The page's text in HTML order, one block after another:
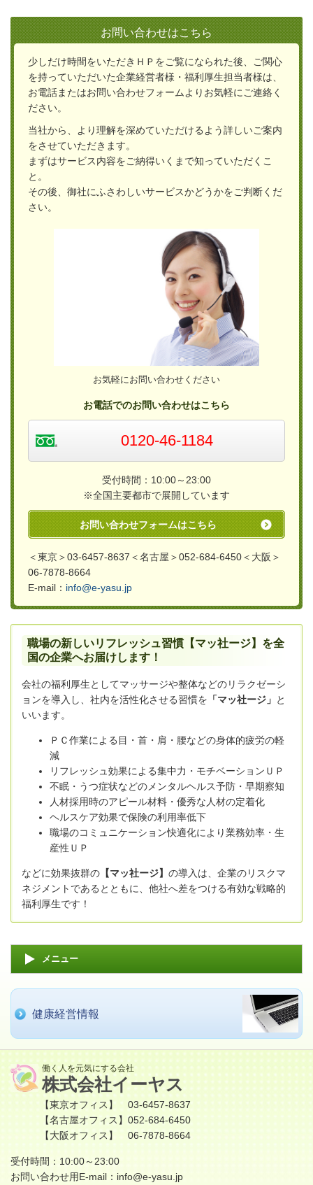
お問い合わせはこちら
少しだけ時間をいただきＨＰをご覧になられた後、ご関心
を持っていただいた企業経営者様・福利厚生担当者様は、
お電話またはお問い合わせフォームよりお気軽にご連絡く
ださい。
当社から、より理解を深めていただけるよう詳しいご案内
をさせていただきます。
まずはサービス内容をご納得いくまで知っていただくこ
と。
その後、御社にふさわしいサービスかどうかをご判断くだ
さい。
お気軽にお問い合わせください
お電話でのお問い合わせはこちら
0120-46-1184
受付時間：10:00～23:00
※全国主要都市で展開しています
お問い合わせフォームはこちら
＜東京＞03-6457-8637＜名古屋＞052-684-6450＜大阪＞
06-7878-8664
E-mail： info@e-yasu.jp
職場の新しいリフレッシュ習慣【マッ社ージ】を全
国の企業へお届けします！
会社の福利厚生としてマッサージや整体などのリラクゼーシ
ョンを導入し、社内を活性化させる習慣を 「マッ社ージ」 と
いいます。
ＰＣ作業による目・首・肩・腰などの身体的疲労の軽
減
リフレッシュ効果による集中力・モチベーションＵＰ
不眠・うつ症状などのメンタルヘルス予防・早期察知
人材採用時のアピール材料・優秀な人材の定着化
ヘルスケア効果で保険の利用率低下
職場のコミュニケーション快適化により業務効率・生
産性ＵＰ
などに効果抜群の 【マッ社ージ】 の導入は、企業のリスクマ
ネジメントであるとともに、他社へ差をつける有効な戦略的
福利厚生です！
メニュー
健康経営情報
働く人を元気にする会社
株式会社イーヤス
【東京オフィス】 03-6457-8637
【名古屋オフィス】052-684-6450
【大阪オフィス】 06-7878-8664
受付時間：10:00～23:00
お問い合わせ用E-mail： info@e-yasu.jp